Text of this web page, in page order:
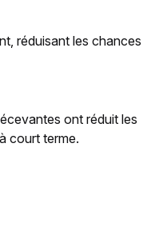
réduisant les chances
ont réduit les
court terme.